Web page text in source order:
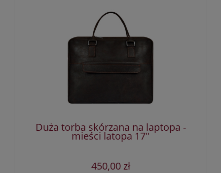
Duża torba skórzana na laptopa -
mieści latopa 17''
450,00 zł